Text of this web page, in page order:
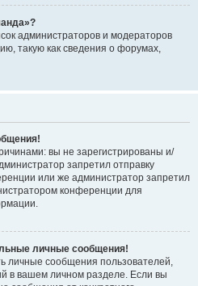
администраторов и модераторов
такую как сведения о форумах,
вы не зарегистрированы и/
запретил отправку
или же администратор запретил
конференции для
личные сообщения!
личные сообщения пользователей,
в вашем личном разделе. Если вы